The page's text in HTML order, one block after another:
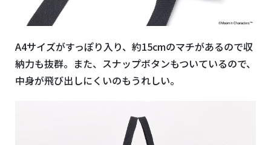
A4サイズがすっぽり入り、約15cmのマチがあるので収
納力も抜群。 また、スナップボタンもついているので、
中身が飛び出しにくいのもうれしい。